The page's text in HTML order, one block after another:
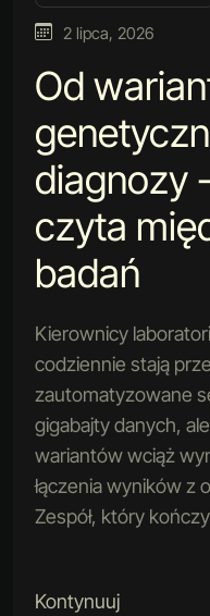
2 lipca, 2026
Od
diagnozy
czyta
badań
Kierownicy
codziennie stają
zautomatyzowane
gigabajty danych,
wariantów wciąż
łączenia wyników z
Zespół, który
Kontynuuj